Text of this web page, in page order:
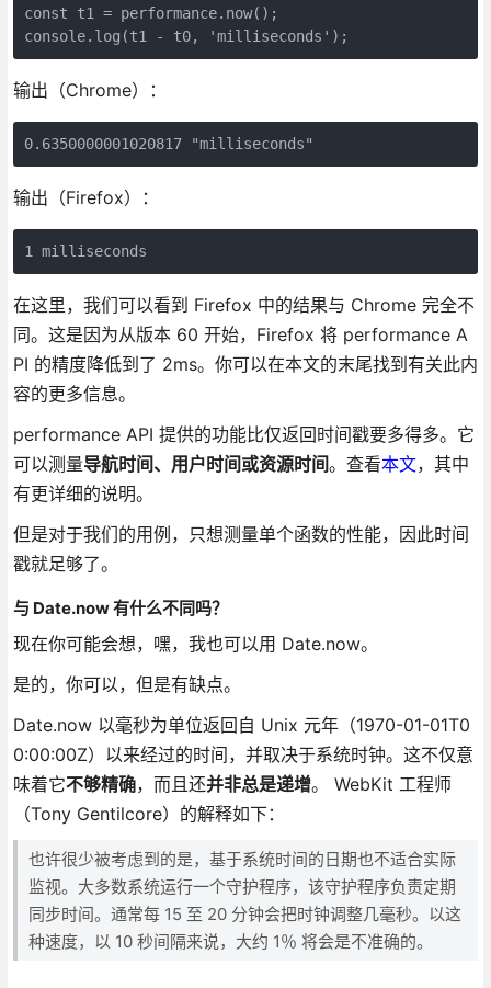
const t1 = performance.now();
console.log(t1 - t0, 'milliseconds');
输出（Chrome）：
0.6350000001020817 "milliseconds"
输出（Firefox）：
1 milliseconds
在这里，我们可以看到 Firefox 中的结果与 Chrome 完全不
同。这是因为从版本 60 开始，Firefox 将 performance A
PI 的精度降低到了 2ms。你可以在本文的末尾找到有关此内
容的更多信息。
performance API 提供的功能比仅返回时间戳要多得多。它
可以测量导航时间、用户时间或资源时间。查看本文，其中
有更详细的说明。
但是对于我们的用例，只想测量单个函数的性能，因此时间
戳就足够了。
与 Date.now 有什么不同吗？
现在你可能会想，嘿，我也可以用 Date.now。
是的，你可以，但是有缺点。
Date.now 以毫秒为单位返回自 Unix 元年（1970-01-01T0
0:00:00Z）以来经过的时间，并取决于系统时钟。这不仅意
味着它不够精确，而且还并非总是递增。 WebKit 工程师
（Tony Gentilcore）的解释如下：
也许很少被考虑到的是，基于系统时间的日期也不适合实际
监视。大多数系统运行一个守护程序，该守护程序负责定期
同步时间。通常每 15 至 20 分钟会把时钟调整几毫秒。以这
种速度，以 10 秒间隔来说，大约 1％ 将会是不准确的。